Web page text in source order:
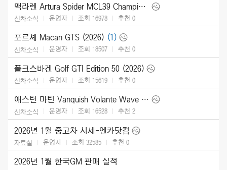
맥라렌 Artura Spider MCL39 Championship Edition (2026)
신차소식 운영자 조회 16978 추천 0
포르셰 Macan GTS (2026) (1)
신차소식 운영자 조회 18507 추천 0
폴크스바겐 Golf GTI Edition 50 (2026)
신차소식 운영자 조회 15619 추천 0
애스턴 마틴 Vanquish Volante Wave Edition (2026)
신차소식 운영자 조회 16528 추천 2
2026년 1월 중고차 시세-엔카닷컴
자료실 운영자 조회 32585 추천 0
2026년 1월 한국GM 판매 실적